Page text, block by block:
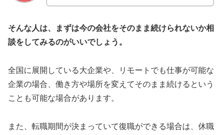
そんな人は、まずは今の会社をそのまま続けられないか相
談をしてみるのがいいでしょう。
全国に展開している大企業や、リモートでも仕事が可能な
企業の場合、働き方や場所を変えてそのまま続けるという
ことも可能な場合があります。
また、転職期間が決まっていて復職ができる場合は、休職